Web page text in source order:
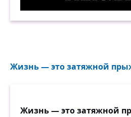
Жизнь — это затяжной
Жизнь — это затяжной